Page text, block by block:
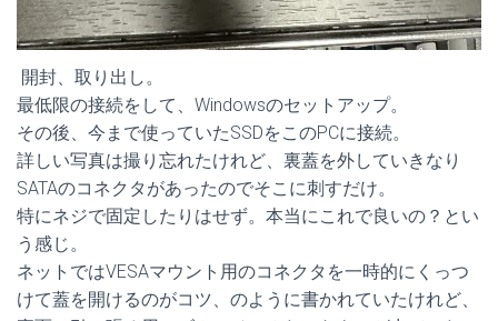
開封、取り出し。
最低限の接続をして、Windowsのセットアップ。
その後、今まで使っていたSSDをこのPCに接続。
詳しい写真は撮り忘れたけれど、裏蓋を外していきなり
SATAのコネクタがあったのでそこに刺すだけ。
特にネジで固定したりはせず。本当にこれで良いの？とい
う感じ。
ネットではVESAマウント用のコネクタを一時的にくっつ
けて蓋を開けるのがコツ、のように書かれていたけれど、